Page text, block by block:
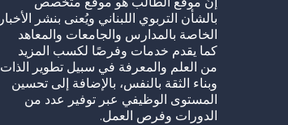
بالشأن التربوي اللبناني ويُعنى بنشر الأخبار
الخاصة بالمدارس والجامعات والمعاهد
كما يقدم خدمات وفرصًا لكسب المزيد
من العلم والمعرفة في سبيل تطوير الذات
وبناء الثقة بالنفس، بالإضافة إلى تحسين
المستوى الوظيفي عبر توفير عدد من
الدورات وفرص العمل.